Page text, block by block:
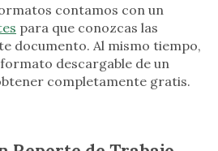
contamos con un
para que conozcas las
documento. Al mismo tiempo,
descargable de un
completamente gratis.